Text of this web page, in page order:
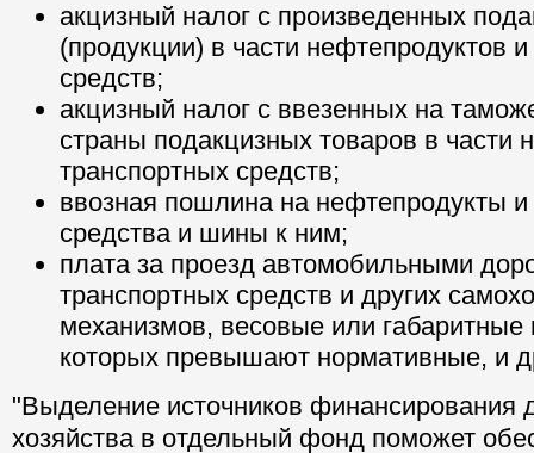
акцизный налог с произведенных
(продукции) в части нефтепродуктов
средств;
акцизный налог с ввезенных на
страны подакцизных товаров в части
транспортных средств;
ввозная пошлина на нефтепродукты и
средства и шины к ним;
плата за проезд автомобильными
транспортных средств и других
механизмов, весовые или
которых превышают нормативные, и
"Выделение источников финансирования
хозяйства в отдельный фонд поможет